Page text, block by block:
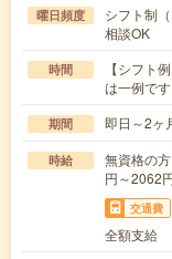
曜日頻度
シフト制
相談OK
時間
【シフト
は一例で
期間 即日～2ヶ
時給
無資格の
円～2062
交通費
全額支給